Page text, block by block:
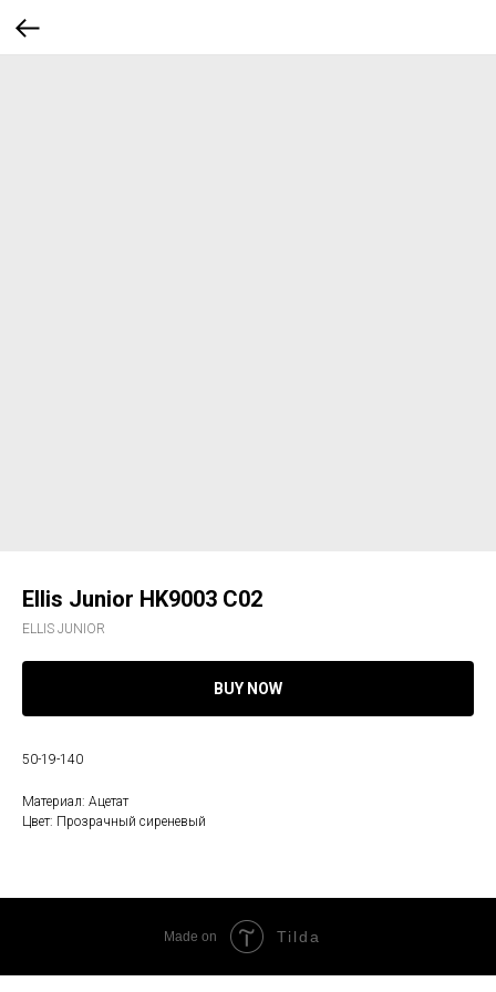
Ellis Junior HK9003 C02
ELLIS JUNIOR
BUY NOW
50-19-140
Материал: Ацетат
Цвет: Прозрачный сиреневый
Made on Tilda